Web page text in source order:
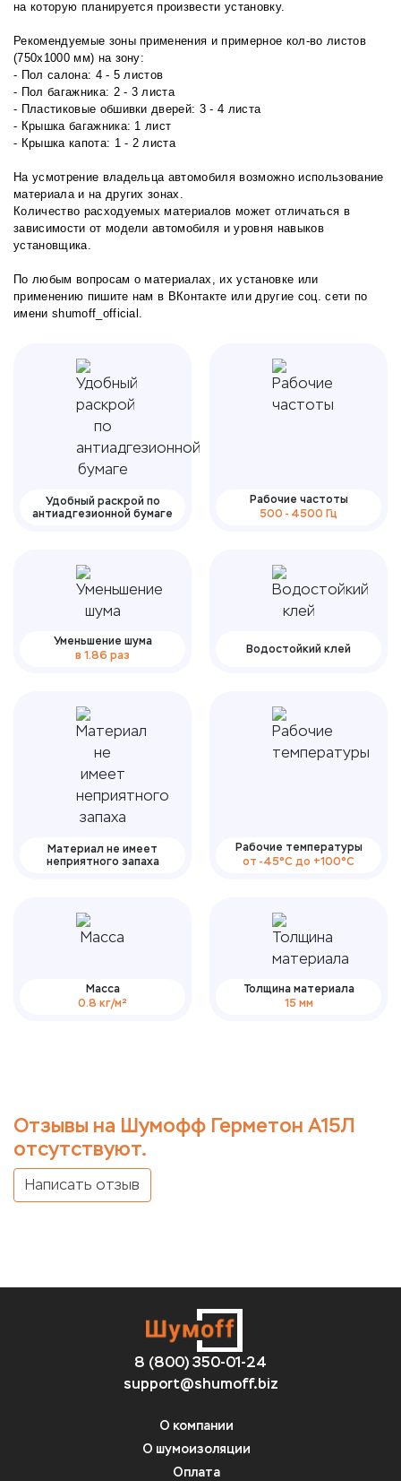
на которую планируется произвести установку.
Рекомендуемые зоны применения и примерное кол-во листов
(750х1000 мм) на зону:
- Пол салона: 4 - 5 листов
- Пол багажника: 2 - 3 листа
- Пластиковые обшивки дверей: 3 - 4 листа
- Крышка багажника: 1 лист
- Крышка капота: 1 - 2 листа
На усмотрение владельца автомобиля возможно использование
материала и на других зонах.
Количество расходуемых материалов может отличаться в
зависимости от модели автомобиля и уровня навыков
установщика.
По любым вопросам о материалах, их установке или
применению пишите нам в ВКонтакте или другие соц. сети по
имени shumoff_official.
Удобный раскрой по
антиадгезионной бумаге
Рабочие частоты
500 - 4500 Гц
Уменьшение шума
в 1.86 раз
Водостойкий клей
Материал не имеет
неприятного запаха
Рабочие температуры
от -45°С до +100°С
Масса
0.8 кг/м²
Толщина материала
15 мм
Отзывы на Шумофф Герметон А15Л
отсутствуют.
Написать отзыв
8 (800) 350-01-24
support@shumoff.biz
О компании
О шумоизоляции
Оплата